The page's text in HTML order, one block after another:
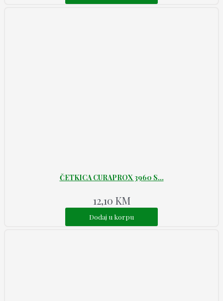
ČETKICA CURAPROX 3960 S...
12,10 KM
Dodaj u korpu